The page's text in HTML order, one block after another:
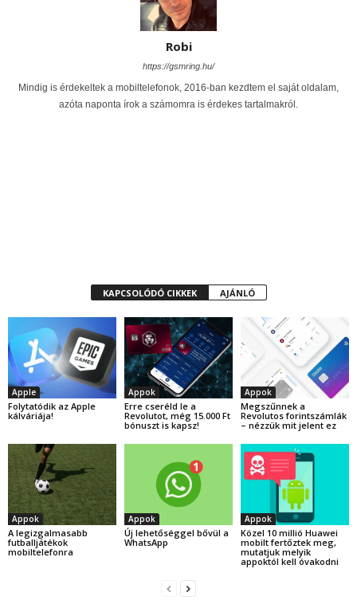
Robi
https://gsmring.hu/
Mindig is érdekeltek a mobiltelefonok, 2016-ban kezdtem el saját oldalam,
azóta naponta írok a számomra is érdekes tartalmakról.
KAPCSOLÓDÓ CIKKEK AJÁNLÓ
Apple
Folytatódik az Apple
kálváriája!
Appok
Erre cseréld le a
Revolutot, még 15.000 Ft
bónuszt is kapsz!
Appok
Megszűnnek a
Revolutos forintszámlák
– nézzük mit jelent ez
Appok
A legizgalmasabb
futballjátékok
mobiltelefonra
Appok
Új lehetőséggel bővül a
WhatsApp
Appok
Közel 10 millió Huawei
mobilt fertőztek meg,
mutatjuk melyik
appoktól kell óvakodni